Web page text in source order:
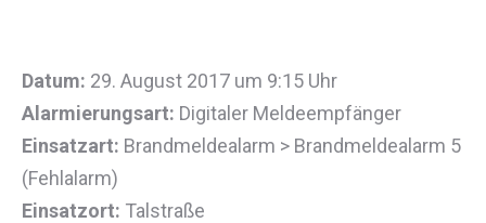
Datum: 29. August 2017 um 9:15 Uhr
Alarmierungsart: Digitaler Meldeempfänger
Einsatzart: Brandmeldealarm > Brandmeldealarm 5
(Fehlalarm)
Einsatzort: Talstraße